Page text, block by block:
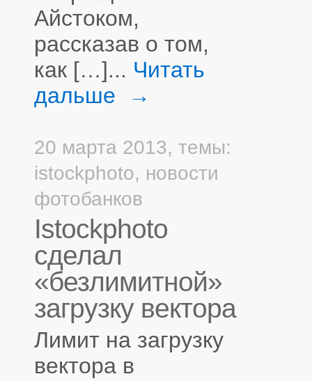
Айстоком,
рассказав о том,
как […]... Читать
дальше →
20 марта 2013, темы:
istockphoto, новости
фотобанков
Istockphoto
сделал
«безлимитной»
загрузку вектора
Лимит на загрузку
вектора в